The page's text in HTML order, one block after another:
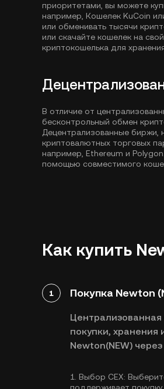
приоритетами, вы можете
например, Кошелек KuCoin
или обменивать тысячи
или скачайте кошелек на
криптокошелька для
В отличие от
бесконтрольный обмен
Децентрализованные биржи,
криптовалютных торговых
например, Ethereum и Polygon
помощью совместимого
Как купить
1 Покупка Newton
покупки, хранения
Newton(NEW)
1. Выбор CEX: